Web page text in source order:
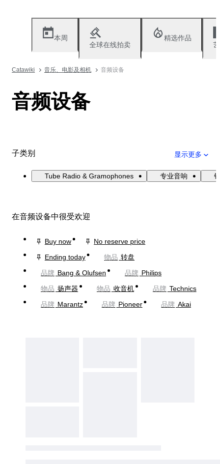
本周
全球在线拍卖
精选作品
Catawiki 音乐、电影及相机 音频设备
音频设备
子类别 显示更多
Tube Radio & Gramophones 专业音响
在音频设备中很受欢迎
Buy now
No reserve price
Ending today
物品 转盘
品牌 Bang & Olufsen 品牌 Philips
物品 扬声器 物品 收音机 品牌 Technics
品牌 Marantz 品牌 Pioneer 品牌 Akai